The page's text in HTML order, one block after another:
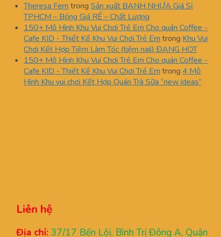
Theresa Fern trong Sản xuất BANH NHỰA Giá Sỉ
TPHCM – Bóng Giá RẺ – Chất Lượng
150+ Mô Hình Khu Vui Chơi Trẻ Em Cho quán Coffee -
Cafe KID - Thiết Kế Khu Vui Chơi Trẻ Em trong Khu Vui
Chơi Kết Hợp Tiệm Làm Tóc (tiệm nail) ĐANG HOT
150+ Mô Hình Khu Vui Chơi Trẻ Em Cho quán Coffee -
Cafe KID - Thiết Kế Khu Vui Chơi Trẻ Em trong 4 Mô
Hình Khu vui chơi Kết Hợp Quán Trà Sữa “new ideas”
Liên hệ
Địa chỉ: 37/17 Bến Lội, Bình Trị Đông A, Quận